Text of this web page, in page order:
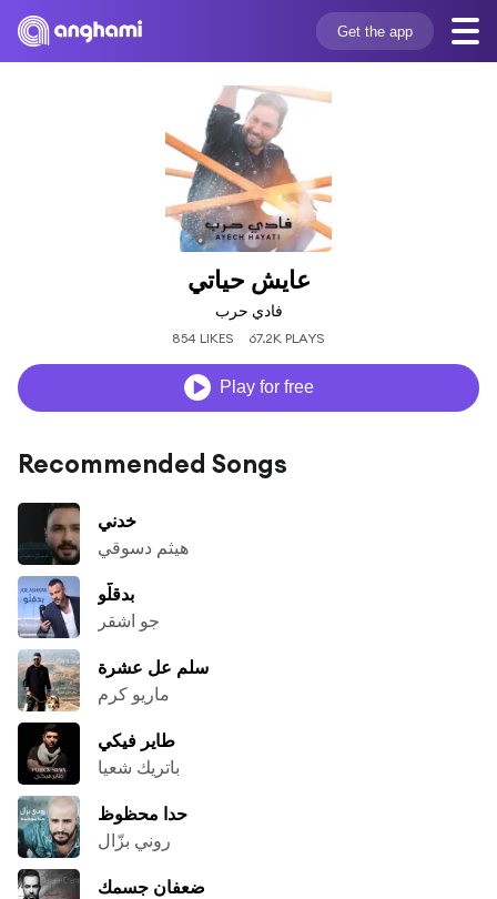
Get the app
عايش حياتي
فادي حرب
854 LIKES 67.2K PLAYS
Play for free
Recommended Songs
خدني
هيثم دسوقي
بدقلّو
جو اشقر
سلم عل عشرة
ماريو كرم
طاير فيكي
باتريك شعيا
حدا محظوظ
روني بزّال
ضعفان جسمك